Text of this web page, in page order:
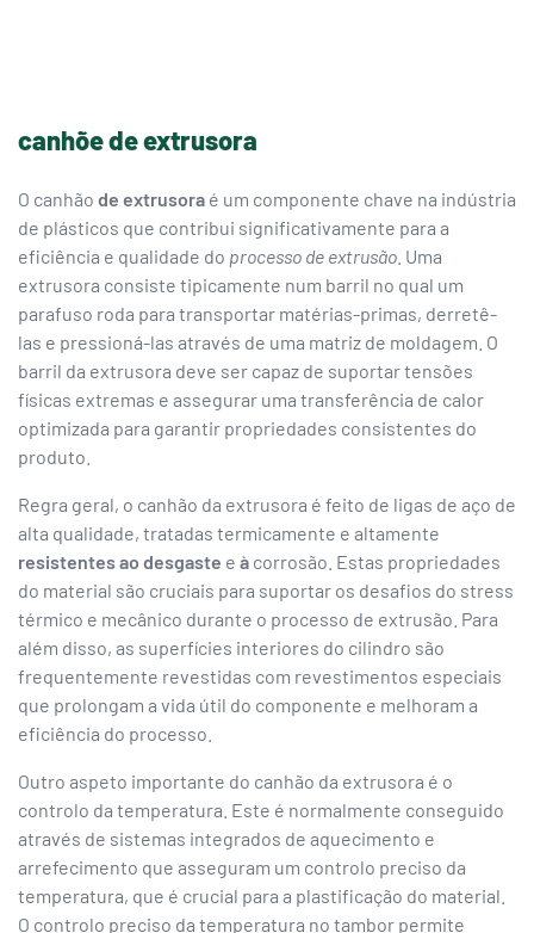
canhõe de extrusora
O canhão de extrusora é um componente chave na indústria
de plásticos que contribui significativamente para a
eficiência e qualidade do processo de extrusão . Uma
extrusora consiste tipicamente num barril no qual um
parafuso roda para transportar matérias-primas, derretê-
las e pressioná-las através de uma matriz de moldagem. O
barril da extrusora deve ser capaz de suportar tensões
físicas extremas e assegurar uma transferência de calor
optimizada para garantir propriedades consistentes do
produto.
Regra geral, o canhão da extrusora é feito de ligas de aço de
alta qualidade, tratadas termicamente e altamente
resistentes ao desgaste e à corrosão. Estas propriedades
do material são cruciais para suportar os desafios do stress
térmico e mecânico durante o processo de extrusão. Para
além disso, as superfícies interiores do cilindro são
frequentemente revestidas com revestimentos especiais
que prolongam a vida útil do componente e melhoram a
eficiência do processo.
Outro aspeto importante do canhão da extrusora é o
controlo da temperatura. Este é normalmente conseguido
através de sistemas integrados de aquecimento e
arrefecimento que asseguram um controlo preciso da
temperatura, que é crucial para a plastificação do material.
O controlo preciso da temperatura no tambor permite